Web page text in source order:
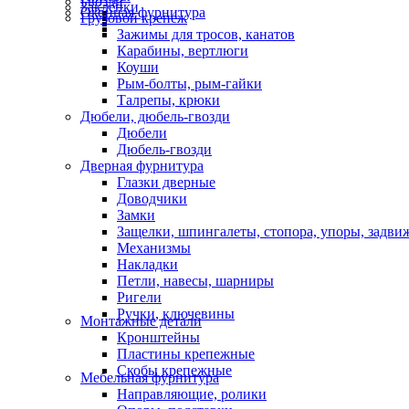
Заклепки
Оконная фурнитура
Грузовой крепеж
Зажимы для тросов, канатов
Карабины, вертлюги
Коуши
Рым-болты, рым-гайки
Талрепы, крюки
Дюбели, дюбель-гвозди
Дюбели
Дюбель-гвозди
Дверная фурнитура
Глазки дверные
Доводчики
Замки
Защелки, шпингалеты, стопора, упоры,
Механизмы
Накладки
Петли, навесы, шарниры
Ригели
Ручки, ключевины
Монтажные детали
Кронштейны
Пластины крепежные
Скобы крепежные
Мебельная фурнитура
Направляющие, ролики